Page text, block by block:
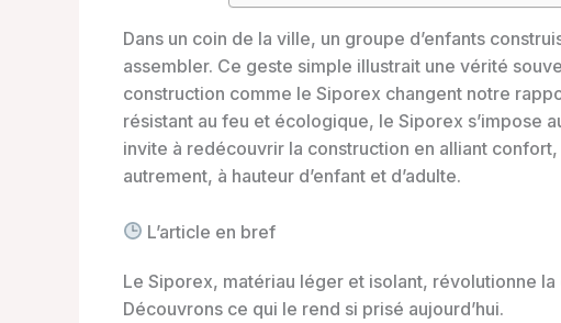
Dans un coin de la ville, un groupe d’enfants
assembler. Ce geste simple illustrait une vérité
construction comme le Siporex changent notre
résistant au feu et écologique, le Siporex s’impose
invite à redécouvrir la construction en alliant
autrement, à hauteur d’enfant et d’adulte.
L’article en bref
Le Siporex, matériau léger et isolant, révolutionne
Découvrons ce qui le rend si prisé aujourd’hui.